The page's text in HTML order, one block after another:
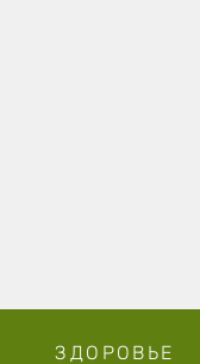
ЗДОРОВЬЕ